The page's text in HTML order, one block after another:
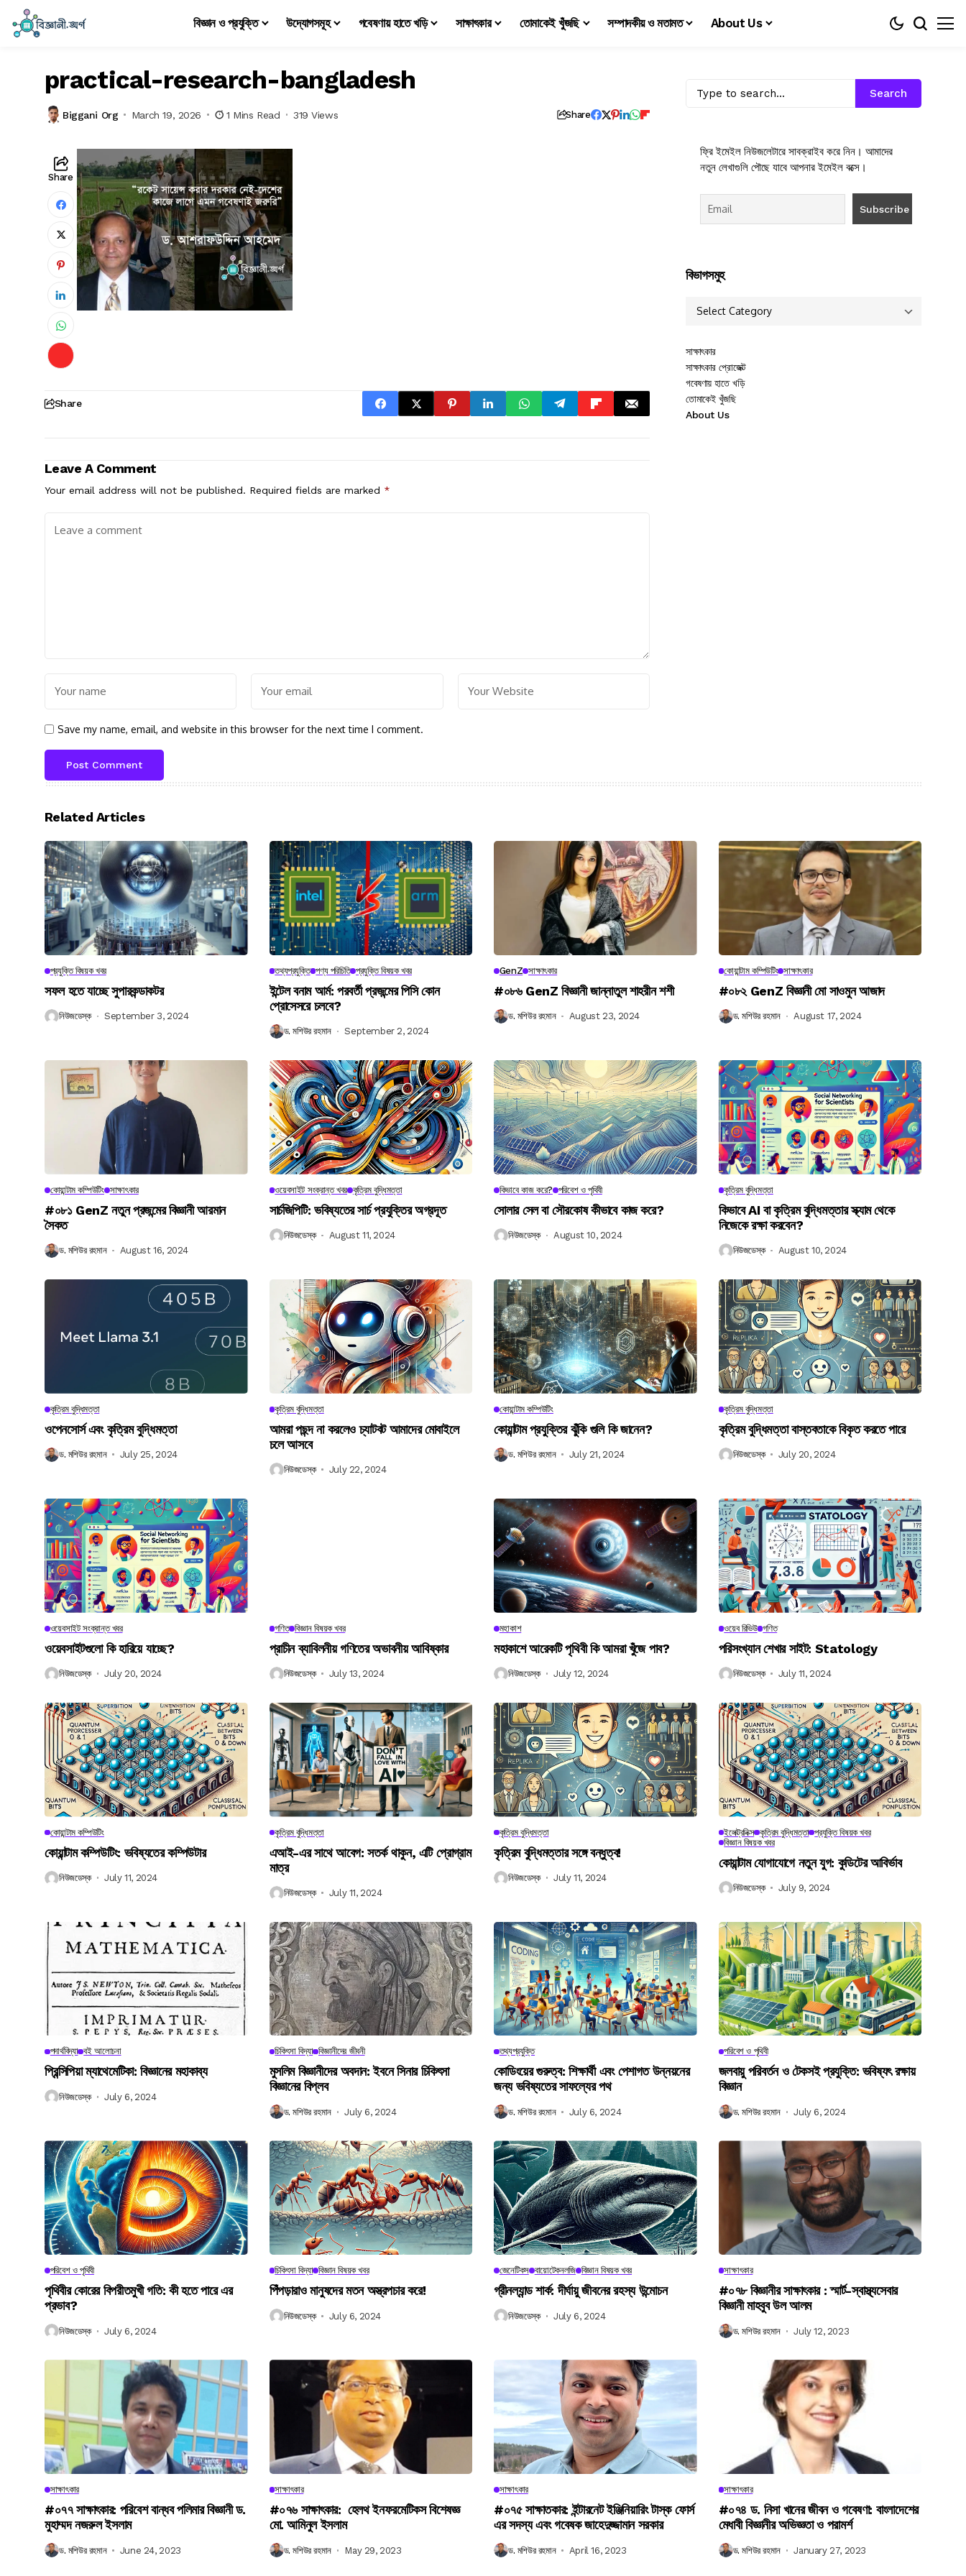
বিজ্ঞান ও প্রযুক্তি উদ্যোগসমূহ গবেষণায় হাতে খড়ি সাক্ষাৎকার তোমাকেই খুঁজছি সম্পাদকীয় ও মতামত About Us
practical-research-bangladesh
Biggani Org March 19, 2026 1 Mins Read 319 Views Share
Share
Share
Leave A Comment
Your email address will not be published. Required fields are marked *
Save my name, email, and website in this browser for the next time I comment.
Search
ফ্রি ইমেইল নিউজলেটারে সাবক্রাইব করে নিন। আমাদের
নতুন লেখাগুলি পৌছে যাবে আপনার ইমেইল বক্সে।
বিভাগসমুহ
সাক্ষাৎকার
সাক্ষাৎকার প্রোজেক্ট
গবেষণায় হাতে খড়ি
তোমাকেই খুঁজছি
About Us
Related Articles
প্রযুক্তি বিষয়ক খবর
সফল হতে যাচ্ছে সুপারকন্ডাকটর
নিউজডেস্ক September 3, 2024
তথ্যপ্রযুক্তি পণ্য পরিচিতি প্রযুক্তি বিষয়ক খবর
ইন্টেল বনাম আর্ম: পরবর্তী প্রজন্মের পিসি কোন
প্রোসেসরে চলবে?
ড. মশিউর রহমান September 2, 2024
GenZ সাক্ষাৎকার
#০৮৬ GenZ বিজ্ঞানী জান্নাতুল শাহরীন শশী
ড. মশিউর রহমান August 23, 2024
কোয়ান্টাম কম্পিউটিং সাক্ষাৎকার
#০৮২ GenZ বিজ্ঞানী মো সাওমুন আজাদ
ড. মশিউর রহমান August 17, 2024
কোয়ান্টাম কম্পিউটিং সাক্ষাৎকার
#০৮১ GenZ নতুন প্রজন্মের বিজ্ঞানী আরমান
সৈকত
ড. মশিউর রহমান August 16, 2024
ওয়েবসাইট সংক্রান্ত খবর কৃত্রিম বুদ্ধিমত্তা
সার্চজিপিটি: ভবিষ্যতের সার্চ প্রযুক্তির অগ্রদূত
নিউজডেস্ক August 11, 2024
কিভাবে কাজ করে? পরিবেশ ও পৃথিবী
সোলার সেল বা সৌরকোষ কীভাবে কাজ করে?
নিউজডেস্ক August 10, 2024
কৃত্রিম বুদ্ধিমত্তা
কিভাবে AI বা কৃত্রিম বুদ্ধিমত্তার স্ক্যাম থেকে
নিজেকে রক্ষা করবেন?
নিউজডেস্ক August 10, 2024
কৃত্রিম বুদ্ধিমত্তা
ওপেনসোর্স এবং কৃত্রিম বুদ্ধিমত্তা
ড. মশিউর রহমান July 25, 2024
কৃত্রিম বুদ্ধিমত্তা
আমরা পছন্দ না করলেও চ্যাটবট আমাদের মোবাইলে
চলে আসবে
নিউজডেস্ক July 22, 2024
কোয়ান্টাম কম্পিউটিং
কোয়ান্টাম প্রযুক্তির ঝুঁকি গুলি কি জানেন?
ড. মশিউর রহমান July 21, 2024
কৃত্রিম বুদ্ধিমত্তা
কৃত্রিম বুদ্ধিমত্তা বাস্তবতাকে বিকৃত করতে পারে
নিউজডেস্ক July 20, 2024
ওয়েবসাইট সংক্রান্ত খবর
ওয়েবসাইটগুলো কি হারিয়ে যাচ্ছে?
নিউজডেস্ক July 20, 2024
গণিত বিজ্ঞান বিষয়ক খবর
প্রাচীন ব্যাবিলনীয় গণিতের অভাবনীয় আবিষ্কার
নিউজডেস্ক July 13, 2024
মহাকাশ
মহাকাশে আরেকটি পৃথিবী কি আমরা খুঁজে পাব?
নিউজডেস্ক July 12, 2024
ওয়েব রিভিউ গণিত
পরিসংখ্যান শেখার সাইট: Statology
নিউজডেস্ক July 11, 2024
কোয়ান্টাম কম্পিউটিং
কোয়ান্টাম কম্পিউটিং: ভবিষ্যতের কম্পিউটার
নিউজডেস্ক July 11, 2024
কৃত্রিম বুদ্ধিমত্তা
এআই-এর সাথে আবেগ: সতর্ক থাকুন, এটি প্রোগ্রাম
মাত্র
নিউজডেস্ক July 11, 2024
কৃত্রিম বুদ্ধিমত্তা
কৃত্রিম বুদ্ধিমত্তার সঙ্গে বন্ধুত্ব!
নিউজডেস্ক July 11, 2024
ইলেক্ট্রনিক্স কৃত্রিম বুদ্ধিমত্তা প্রযুক্তি বিষয়ক খবর
বিজ্ঞান বিষয়ক খবর
কোয়ান্টাম যোগাযোগে নতুন যুগ: কুডিটের আবির্ভাব
নিউজডেস্ক July 9, 2024
পদার্থবিদ্যা বই আলোচনা
প্রিন্সিপিয়া ম্যাথেমেটিকা: বিজ্ঞানের মহাকাব্য
নিউজডেস্ক July 6, 2024
চিকিৎসা বিদ্যা বিজ্ঞানীদের জীবনী
মুসলিম বিজ্ঞানীদের অবদান: ইবনে সিনার চিকিৎসা
বিজ্ঞানের বিপ্লব
ড. মশিউর রহমান July 6, 2024
তথ্যপ্রযুক্তি
কোডিংয়ের গুরুত্ব: শিক্ষার্থী এবং পেশাগত উন্নয়নের
জন্য ভবিষ্যতের সাফল্যের পথ
ড. মশিউর রহমান July 6, 2024
পরিবেশ ও পৃথিবী
জলবায়ু পরিবর্তন ও টেকসই প্রযুক্তি: ভবিষ্যৎ রক্ষায়
বিজ্ঞান
ড. মশিউর রহমান July 6, 2024
পরিবেশ ও পৃথিবী
পৃথিবীর কোরের বিপরীতমুখী গতি: কী হতে পারে এর
প্রভাব?
নিউজডেস্ক July 6, 2024
চিকিৎসা বিদ্যা বিজ্ঞান বিষয়ক খবর
পিঁপড়ারাও মানুষদের মতন অস্ত্রপচার করে!
নিউজডেস্ক July 6, 2024
জেনেটিকস বায়োটেকনলজি বিজ্ঞান বিষয়ক খবর
গ্রীনল্যান্ড শার্ক: দীর্ঘায়ু জীবনের রহস্য উন্মোচন
নিউজডেস্ক July 6, 2024
সাক্ষাৎকার
#০৭৮ বিজ্ঞানীর সাক্ষাৎকার : স্মার্ট-স্বাস্থ্যসেবার
বিজ্ঞানী মাহবুব উল আলম
ড. মশিউর রহমান July 12, 2023
সাক্ষাৎকার
#০৭৭ সাক্ষাৎকার: পরিবেশ বান্ধব পলিমার বিজ্ঞানী ড.
মুহাম্মদ নজরুল ইসলাম
ড. মশিউর রহমান June 24, 2023
সাক্ষাৎকার
#০৭৬ সাক্ষাৎকার: হেলথ ইনফরমেটিকস বিশেষজ্ঞ
মো. আমিনুল ইসলাম
ড. মশিউর রহমান May 29, 2023
সাক্ষাৎকার
#০৭৫ সাক্ষাতকার: ইন্টারনেট ইঞ্জিনিয়ারিং টাস্ক ফোর্স
এর সদস্য এবং গবেষক জাহেদুজ্জামান সরকার
ড. মশিউর রহমান April 16, 2023
সাক্ষাৎকার
#০৭৪ ড. নিসা খানের জীবন ও গবেষণা: বাংলাদেশের
মেধাবী বিজ্ঞানীর অভিজ্ঞতা ও পরামর্শ
ড. মশিউর রহমান January 27, 2023